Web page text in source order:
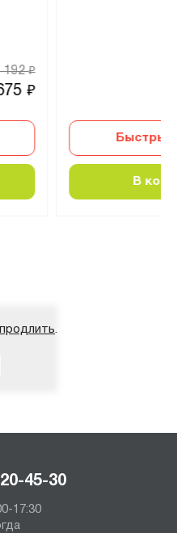
₽
192₽
Быстрый
В
продлить.
45-30
17:30